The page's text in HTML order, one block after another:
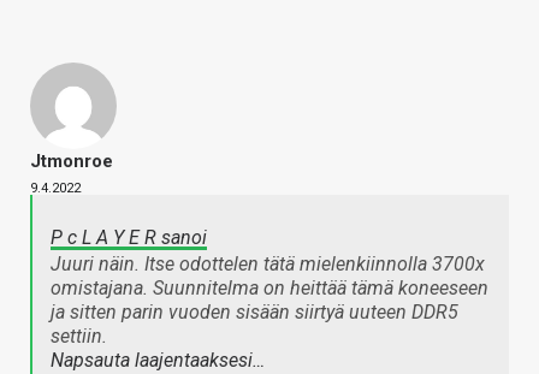
Jtmonroe
9.4.2022
P c L A Y E R sanoi
Juuri näin. Itse odottelen tätä mielenkiinnolla 3700x
omistajana. Suunnitelma on heittää tämä koneeseen
ja sitten parin vuoden sisään siirtyä uuteen DDR5
settiin.
Napsauta laajentaaksesi…